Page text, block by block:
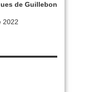
de Guillebon
2022